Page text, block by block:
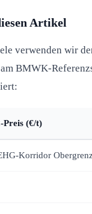
Artikel
verwenden wir
BMWK-
Preis (€/t)
Korridor